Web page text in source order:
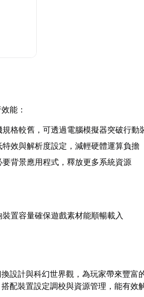
能：
規格較舊，可透過電腦模擬器突破行動
特效與解析度設定，減輕硬體運算負擔
要背景應用程式，釋放更多系統資源
裝置容量確保遊戲素材能順暢載入
換設計與科幻世界觀，為玩家帶來豐富
配裝置設定調校與資源管理，能有效